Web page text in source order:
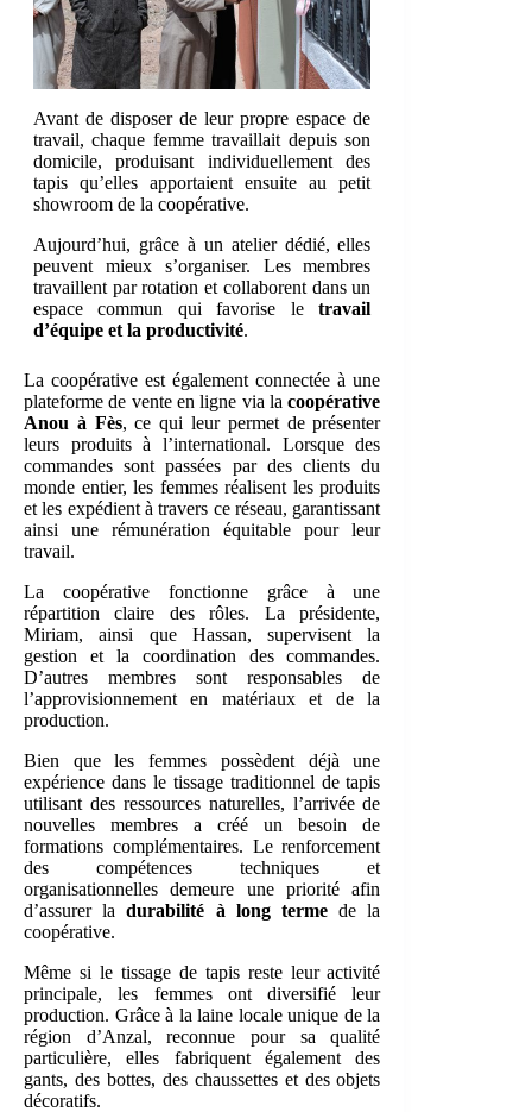
Avant de disposer de leur propre espace de
travail, chaque femme travaillait depuis son
domicile, produisant individuellement des
tapis qu’elles apportaient ensuite au petit
showroom de la coopérative.
Aujourd’hui, grâce à un atelier dédié, elles
peuvent mieux s’organiser. Les membres
travaillent par rotation et collaborent dans un
espace commun qui favorise letravail
d’équipe et la productivité.
La coopérative est également connectée à une
plateforme de vente en ligne via lacoopérative
Anou à Fès, ce qui leur permet de présenter
leurs produits à l’international. Lorsque des
commandes sont passées par des clients du
monde entier, les femmes réalisent les produits
et les expédient à travers ce réseau, garantissant
ainsi une rémunération équitable pour leur
travail.
La coopérative fonctionne grâce à une
répartition claire des rôles. La présidente,
Miriam, ainsi que Hassan, supervisent la
gestion et la coordination des commandes.
D’autres membres sont responsables de
l’approvisionnement en matériaux et de la
production.
Bien que les femmes possèdent déjà une
expérience dans le tissage traditionnel de tapis
utilisant des ressources naturelles, l’arrivée de
nouvelles membres a créé un besoin de
formations complémentaires. Le renforcement
des compétences techniques et
organisationnelles demeure une priorité afin
d’assurer ladurabilité à long terme de la
coopérative.
Même si le tissage de tapis reste leur activité
principale, les femmes ont diversifié leur
production. Grâce à la laine locale unique de la
région d’Anzal, reconnue pour sa qualité
particulière, elles fabriquent également des
gants, des bottes, des chaussettes et des objets
décoratifs.